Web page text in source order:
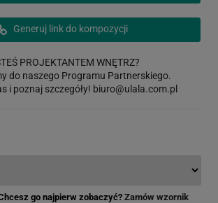
Generuj link do kompozycji
PROJEKTANTEM WNĘTRZ?
do naszego Programu Partnerskiego.
i poznaj szczegóły! biuro@ulala.com.pl
go najpierw zobaczyć? Zamów wzornik